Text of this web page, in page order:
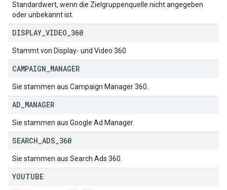
Standardwert, wenn die Zielgruppenquelle nicht angegeben
oder unbekannt ist.
DISPLAY VIDEO 360
Stammt von Display- und Video 360
CAMPAIGN MANAGER
Sie stammen aus Campaign Manager 360.
AD MANAGER
Sie stammen aus Google Ad Manager.
SEARCH ADS 360
Sie stammen aus Search Ads 360.
YOUTUBE